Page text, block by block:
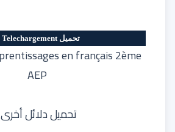
تحميل Telechargement
AEP
تحميل دلائل أخرى